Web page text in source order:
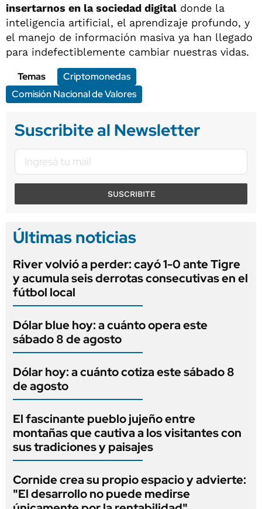
insertarnos en la sociedad digital donde la
inteligencia artificial, el aprendizaje profundo, y
el manejo de información masiva ya han llegado
para indefectiblemente cambiar nuestras vidas.
Temas
Criptomonedas
Comisión Nacional de Valores
Suscribite al Newsletter
SUSCRIBITE
Últimas noticias
River volvió a perder: cayó 1-0 ante Tigre
y acumula seis derrotas consecutivas en el
fútbol local
Dólar blue hoy: a cuánto opera este
sábado 8 de agosto
Dólar hoy: a cuánto cotiza este sábado 8
de agosto
El fascinante pueblo jujeño entre
montañas que cautiva a los visitantes con
sus tradiciones y paisajes
Cornide crea su propio espacio y advierte:
"El desarrollo no puede medirse